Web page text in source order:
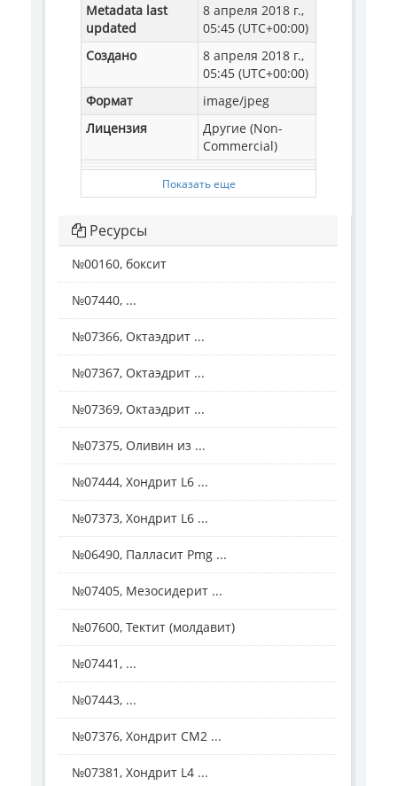
Metadata last
updated
8 апреля 2018 г.,
05:45 (UTC+00:00)
Создано
8 апреля 2018 г.,
05:45 (UTC+00:00)
Формат
image/jpeg
Лицензия
Другие (Non-
Commercial)
Показать еще
Ресурсы
№00160, боксит
№07440, ...
№07366, Октаэдрит ...
№07367, Октаэдрит ...
№07369, Октаэдрит ...
№07375, Оливин из ...
№07444, Хондрит L6 ...
№07373, Хондрит L6 ...
№06490, Палласит Pmg ...
№07405, Мезосидерит ...
№07600, Тектит (молдавит)
№07441, ...
№07443, ...
№07376, Хондрит СМ2 ...
№07381, Хондрит L4 ...